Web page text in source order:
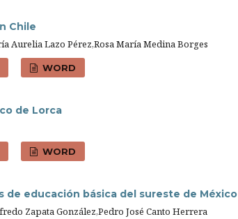
Chile
Aurelia Lazo Pérez,Rosa María Medina Borges
WORD
de Lorca
WORD
de educación básica del sureste de México
Zapata González,Pedro José Canto Herrera